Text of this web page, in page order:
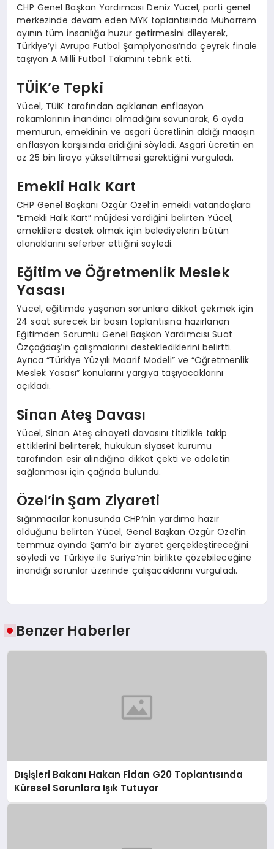
CHP Genel Başkan Yardımcısı Deniz Yücel, parti genel
merkezinde devam eden MYK toplantısında Muharrem
ayının tüm insanlığa huzur getirmesini dileyerek,
Türkiye’yi Avrupa Futbol Şampiyonası’nda çeyrek finale
taşıyan A Milli Futbol Takımını tebrik etti.
TÜİK’e Tepki
Yücel, TÜİK tarafından açıklanan enflasyon
rakamlarının inandırıcı olmadığını savunarak, 6 ayda
memurun, emeklinin ve asgari ücretlinin aldığı maaşın
enflasyon karşısında eridiğini söyledi. Asgari ücretin en
az 25 bin liraya yükseltilmesi gerektiğini vurguladı.
Emekli Halk Kart
CHP Genel Başkanı Özgür Özel’in emekli vatandaşlara
“Emekli Halk Kart” müjdesi verdiğini belirten Yücel,
emeklilere destek olmak için belediyelerin bütün
olanaklarını seferber ettiğini söyledi.
Eğitim ve Öğretmenlik Meslek
Yasası
Yücel, eğitimde yaşanan sorunlara dikkat çekmek için
24 saat sürecek bir basın toplantısına hazırlanan
Eğitimden Sorumlu Genel Başkan Yardımcısı Suat
Özçağdaş’ın çalışmalarını desteklediklerini belirtti.
Ayrıca “Türkiye Yüzyılı Maarif Modeli” ve “Öğretmenlik
Meslek Yasası” konularını yargıya taşıyacaklarını
açıkladı.
Sinan Ateş Davası
Yücel, Sinan Ateş cinayeti davasını titizlikle takip
ettiklerini belirterek, hukukun siyaset kurumu
tarafından esir alındığına dikkat çekti ve adaletin
sağlanması için çağrıda bulundu.
Özel’in Şam Ziyareti
Sığınmacılar konusunda CHP’nin yardıma hazır
olduğunu belirten Yücel, Genel Başkan Özgür Özel’in
temmuz ayında Şam’a bir ziyaret gerçekleştireceğini
söyledi ve Türkiye ile Suriye’nin birlikte çözebileceğine
inandığı sorunlar üzerinde çalışacaklarını vurguladı.
Benzer Haberler
Dışişleri Bakanı Hakan Fidan G20 Toplantısında
Küresel Sorunlara Işık Tutuyor